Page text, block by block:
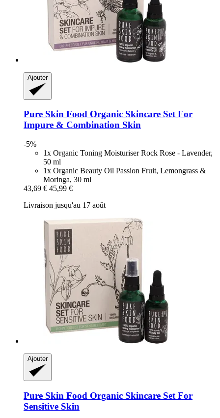
Ajouter
Pure Skin Food Organic Skincare Set For
Impure & Combination Skin
-5%
1x Organic Toning Moisturiser Rock Rose - Lavender,
50 ml
1x Organic Beauty Oil Passion Fruit, Lemongrass &
Moringa, 30 ml
43,69 € 45,99 €
Livraison jusqu'au 17 août
Ajouter
Pure Skin Food Organic Skincare Set For
Sensitive Skin